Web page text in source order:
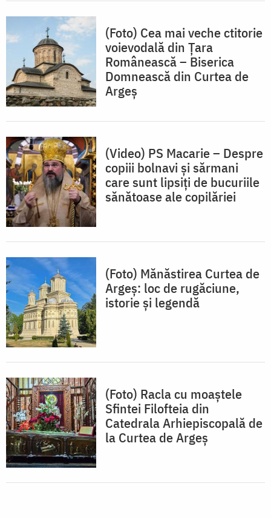
(Foto) Cea mai veche ctitorie
voievodală din Țara
Românească – Biserica
Domnească din Curtea de
Argeș
(Video) PS Macarie – Despre
copiii bolnavi și sărmani
care sunt lipsiți de bucuriile
sănătoase ale copilăriei
(Foto) Mănăstirea Curtea de
Argeș: loc de rugăciune,
istorie și legendă
(Foto) Racla cu moaștele
Sfintei Filofteia din
Catedrala Arhiepiscopală de
la Curtea de Argeș